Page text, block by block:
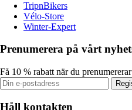
TripnBikers
Vélo-Store
Winter-Expert
Prenumerera på vårt
Få 10 % rabatt när du
Håll kontakten